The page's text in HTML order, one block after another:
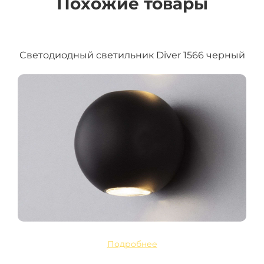
Cветодиодный светильник Diver 1566 черный
Подробнее